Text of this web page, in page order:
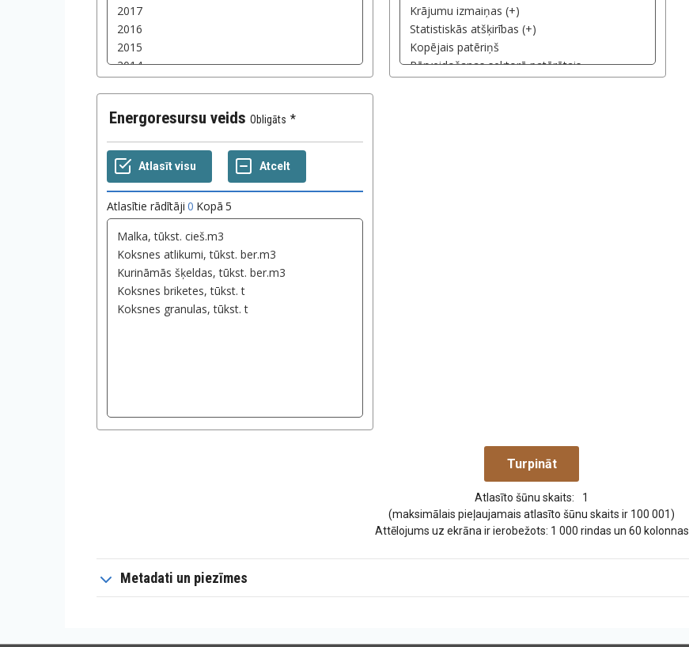
Energoresursu veids Obligāts
Atlasītie rādītāji 0 Kopā 5
Atlasīto šūnu skaits:
1
(maksimālais pieļaujamais atlasīto šūnu skaits ir 100 001)
Attēlojums uz ekrāna ir ierobežots: 1 000 rindas un 60 kolonnas
Metadati un piezīmes